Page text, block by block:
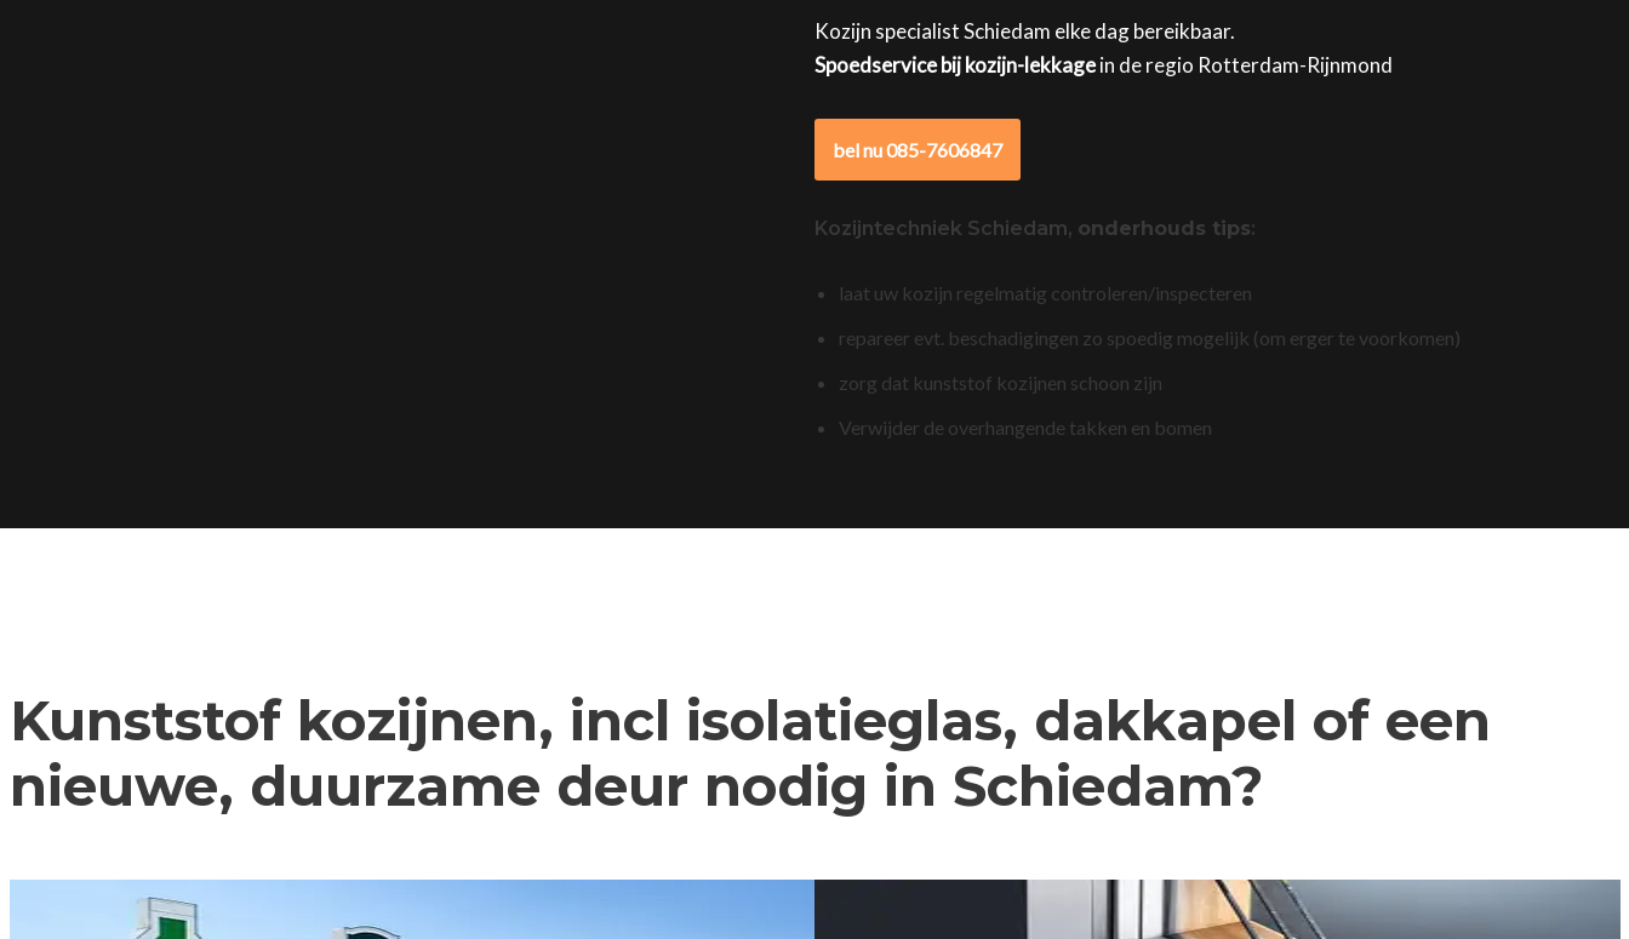
Kozijn specialist Schiedam elke dag bereikbaar.
Spoedservice bij kozijn-lekkagein de regio Rotterdam-Rijnmond
bel nu 085-7606847
Kozijntechniek Schiedam, onderhouds tips:
laat uw kozijn regelmatig controleren/inspecteren
repareer evt. beschadigingen zo spoedig mogelijk (om erger te voorkomen)
zorg dat kunststof kozijnen schoon zijn
Verwijder de overhangende takken en bomen
Kunststof kozijnen, incl isolatieglas, dakkapel of een
nieuwe, duurzame deur nodig in Schiedam?